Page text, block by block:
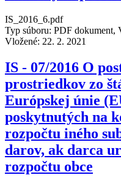
IS_2016_6.pdf
Typ súboru: PDF
Vložené: 22. 2. 2021
IS - 07/2016 O
prostriedkov zo
Európskej únie
poskytnutých na
rozpočtu iného
darov, ak darca
rozpočtu obce